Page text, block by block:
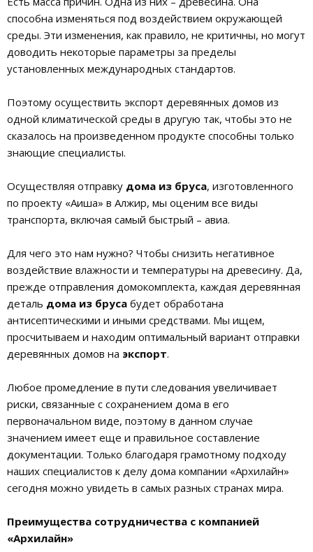
способна изменяться под воздействием окружающей
среды. Эти изменения, как правило, не критичны, но могут
доводить некоторые параметры за пределы
установленных международных стандартов.
Поэтому осуществить экспорт деревянных домов из
одной климатической среды в другую так, чтобы это не
сказалось на произведенном продукте способны только
знающие специалисты.
Осуществляя отправку дома из бруса, изготовленного
по проекту «Аиша» в Алжир, мы оценим все виды
транспорта, включая самый быстрый – авиа.
Для чего это нам нужно? Чтобы снизить негативное
воздействие влажности и температуры на древесину. Да,
прежде отправления домокомплекта, каждая деревянная
деталь дома из бруса будет обработана
антисептическими и иными средствами. Мы ищем,
просчитываем и находим оптимальный вариант отправки
деревянных домов на экспорт.
Любое промедление в пути следования увеличивает
риски, связанные с сохранением дома в его
первоначальном виде, поэтому в данном случае
значением имеет еще и правильное составление
документации. Только благодаря грамотному подходу
наших специалистов к делу дома компании «Архилайн»
сегодня можно увидеть в самых разных странах мира.
Преимущества сотрудничества с компанией
«Архилайн»